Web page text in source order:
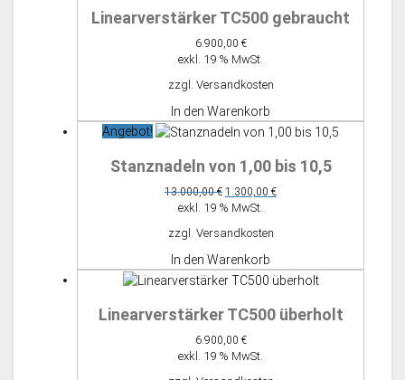
Linearverstärker TC500 gebraucht
6.900,00 €
exkl. 19 % MwSt.
zzgl. Versandkosten
In den Warenkorb
Angebot!
Stanznadeln von 1,00 bis 10,5
13.000,00€ Ursprünglicher
Preis
13.000,00 €
1.300,00 €Aktueller
exkl. 19 % MwSt.
zzgl. Versandkosten
In den Warenkorb
Linearverstärker TC500 überholt
6.900,00 €
exkl. 19 % MwSt.